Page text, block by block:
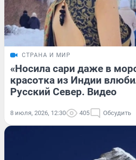
СТРАНА И МИР
«Носила сари даже в
красотка из Индии
Русский Север. Видео
8 июля, 2026, 12:30 405 Обсудить